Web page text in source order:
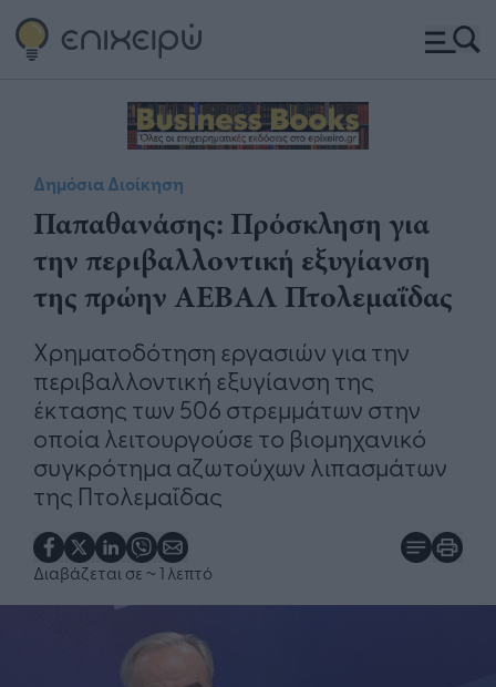
Δημόσια Διοίκηση
Παπαθανάσης: Πρόσκληση για
την περιβαλλοντική εξυγίανση
της πρώην ΑΕΒΑΛ Πτολεμαΐδας
Xρηματοδότηση εργασιών για την
περιβαλλοντική εξυγίανση της
έκτασης των 506 στρεμμάτων στην
οποία λειτουργούσε το βιομηχανικό
συγκρότημα αζωτούχων λιπασμάτων
της Πτολεμαΐδας
Διαβάζεται σε ~ 1 λεπτό